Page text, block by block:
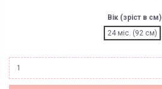
Вік (зріст в см)
24 міс. (92 см)